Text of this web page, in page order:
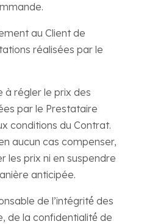
au Client de
réalisées par le
à régler le prix des
par le Prestataire
conditions du Contrat.
aucun cas compenser,
les prix ni en suspendre
anticipée.
de l’intégrité́ des
de la confidentialité́ de